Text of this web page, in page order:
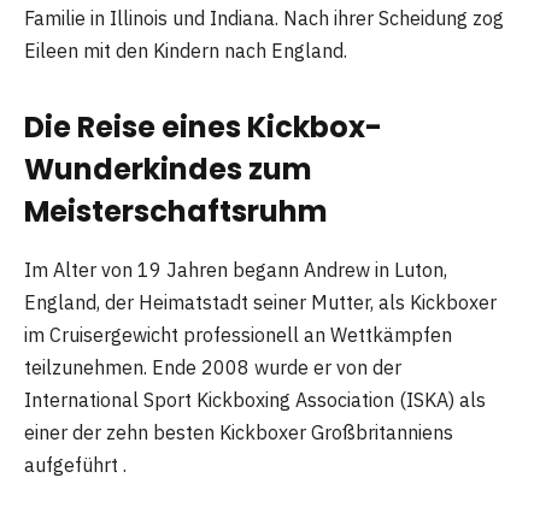
Familie in Illinois und Indiana. Nach ihrer Scheidung zog
Eileen mit den Kindern nach England.
Die Reise eines Kickbox-
Wunderkindes zum
Meisterschaftsruhm
Im Alter von 19 Jahren begann Andrew in Luton,
England, der Heimatstadt seiner Mutter, als Kickboxer
im Cruisergewicht professionell an Wettkämpfen
teilzunehmen. Ende 2008 wurde er von der
International Sport Kickboxing Association (ISKA) als
einer der zehn besten Kickboxer Großbritanniens
aufgeführt .